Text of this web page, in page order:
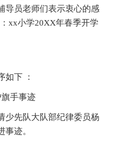
导员老师们表示衷心的感
xx小学20XX年春季开学
下 ：
手事迹
先队大队部纪律委员杨
迹。